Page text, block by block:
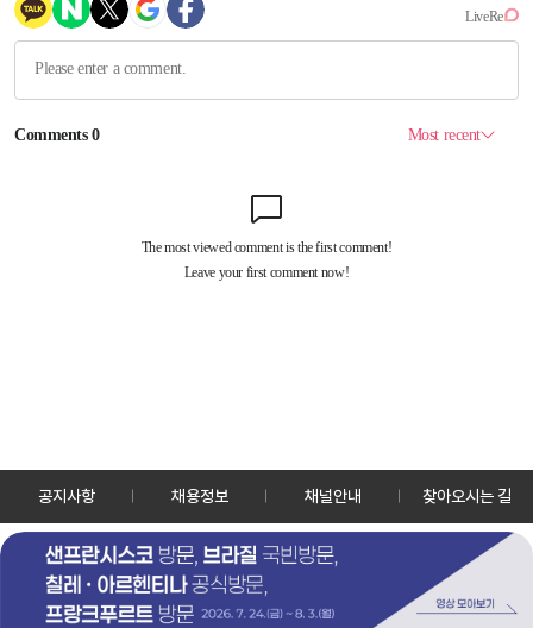
공지사항 채용정보 채널안내 찾아오시는 길
30128 세종특별자치시 정부2청사로 13 한국정책방송원 KTV
TEL: 044-204-8000
Copyrightⓒ KTV 국민방송 All Rights Reserved.